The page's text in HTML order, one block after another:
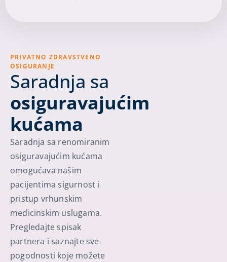
PRIVATNO ZDRAVSTVENO
OSIGURANJE
Saradnja sa
osiguravajućim
kućama
Saradnja sa renomiranim
osiguravajućim kućama
omogućava našim
pacijentima sigurnost i
pristup vrhunskim
medicinskim uslugama.
Pregledajte spisak
partnera i saznajte sve
pogodnosti koje možete